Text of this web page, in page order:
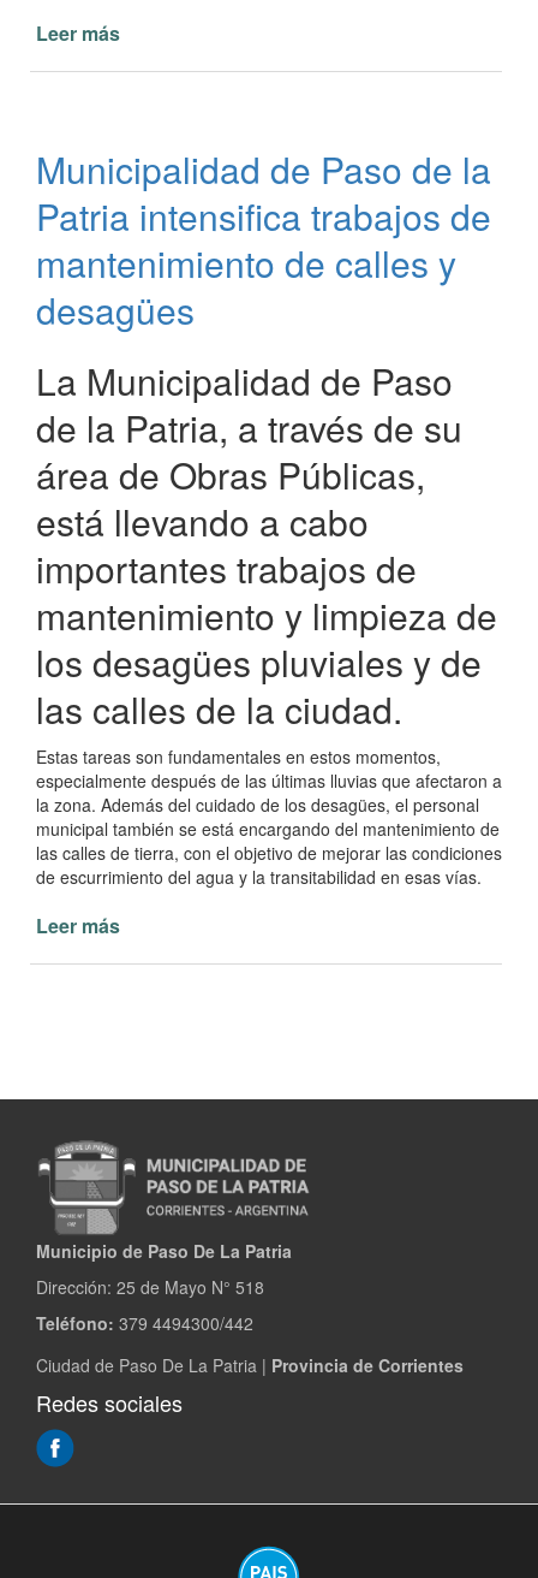
Leer más
la
Patria
Avanza
Mantenimiento
de
Infraestructura
Municipalidad de Paso de la
Patria intensifica trabajos de
mantenimiento de calles y
desagües
La Municipalidad de Paso
de la Patria, a través de su
área de Obras Públicas,
está llevando a cabo
importantes trabajos de
mantenimiento y limpieza de
los desagües pluviales y de
las calles de la ciudad.
Estas tareas son fundamentales en estos momentos,
especialmente después de las últimas lluvias que afectaron a
la zona. Además del cuidado de los desagües, el personal
municipal también se está encargando del mantenimiento de
las calles de tierra, con el objetivo de mejorar las condiciones
de escurrimiento del agua y la transitabilidad en esas vías.
Leer más
de
mantenimiento
de
calles
desagües
Municipio de Paso De La Patria
Dirección: 25 de Mayo N° 518
Teléfono: 379 4494300/442
Ciudad de Paso De La Patria | Provincia de Corrientes
Redes sociales